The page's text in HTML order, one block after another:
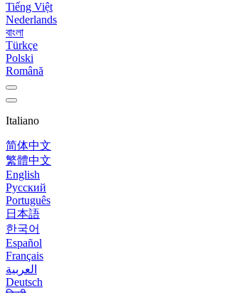
Tiếng Việt
Nederlands
বাংলা
Türkçe
Polski
Română
Italiano
简体中文
繁體中文
English
Русский
Português
日本語
한국어
Español
Français
العربية
Deutsch